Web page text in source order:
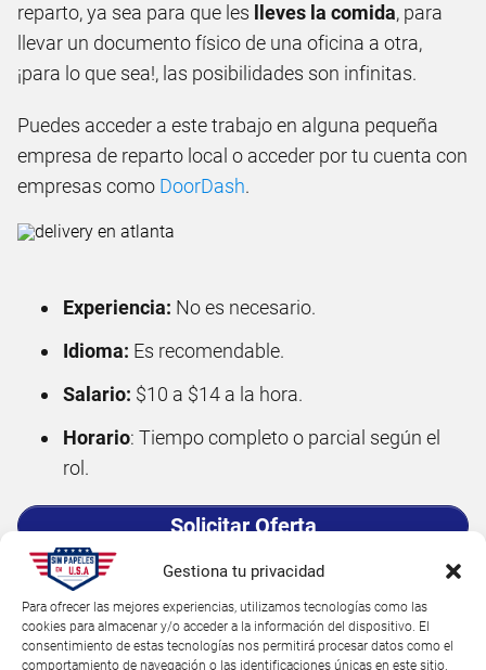
Gestiona tu privacidad
Para ofrecer las mejores experiencias, utilizamos tecnologías como las
cookies para almacenar y/o acceder a la información del dispositivo. El
consentimiento de estas tecnologías nos permitirá procesar datos como el
comportamiento de navegación o las identificaciones únicas en este sitio.
reparto, ya sea para que les
lleves la comida, para
llevar un documento físico de una oficina a otra,
¡para lo que sea!, las posibilidades son infinitas.
Puedes acceder a este trabajo en alguna pequeña
empresa de reparto local o acceder por tu cuenta con
empresas como DoorDash.
Experiencia: No es necesario.
Idioma: Es recomendable.
Salario: $10 a $14 a la hora.
Horario: Tiempo completo o parcial según el
rol.
Solicitar Oferta
Ver Clasificadas Cerca de Mi
7. Trabajos de limpieza - Cleaning